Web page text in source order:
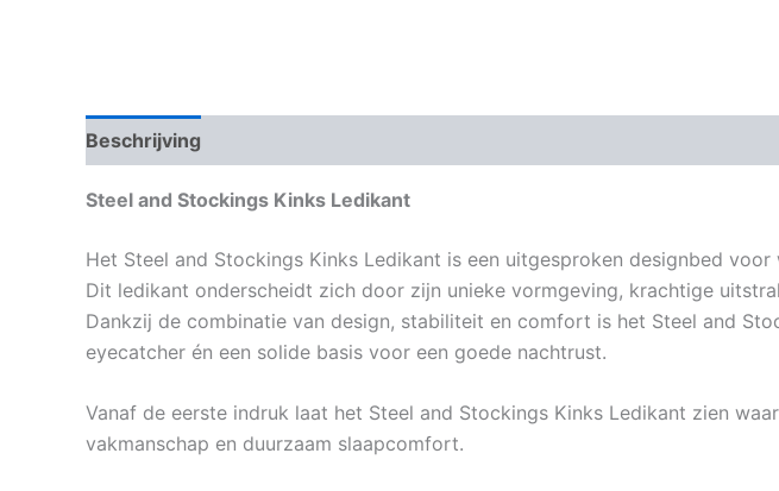
Beschrijving
Steel and Stockings Kinks Ledikant
Het Steel and Stockings Kinks Ledikant is een uitgesproken designbed
Dit ledikant onderscheidt zich door zijn unieke vormgeving, krachtige
Dankzij de combinatie van design, stabiliteit en comfort is het Steel and
eyecatcher én een solide basis voor een goede nachtrust.
Vanaf de eerste indruk laat het Steel and Stockings Kinks Ledikant zien
vakmanschap en duurzaam slaapcomfort.